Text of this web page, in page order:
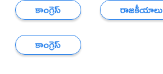
కాంగ్రెస్
రాజకీయాలు
కాంగ్రెస్